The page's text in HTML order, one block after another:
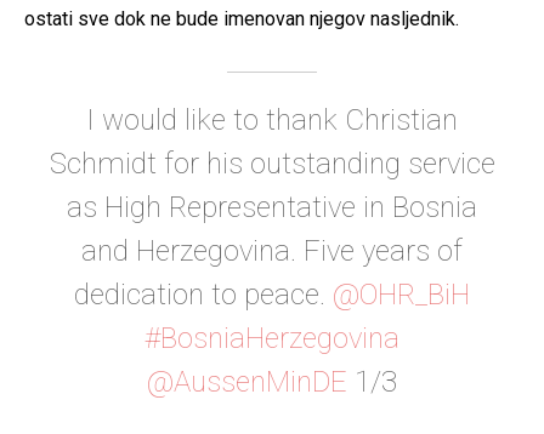
ostati sve dok ne bude imenovan njegov nasljednik.
I would like to thank Christian
Schmidt for his outstanding service
as High Representative in Bosnia
and Herzegovina. Five years of
dedication to peace. @OHR_BiH
#BosniaHerzegovina
@AussenMinDE 1/3